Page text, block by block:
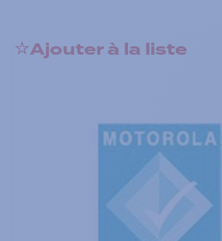
Ajouter à la liste